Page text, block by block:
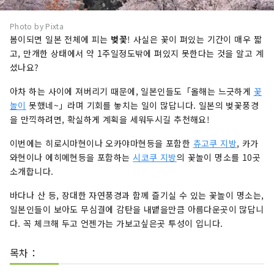
Photo by Pixta
봄이되면 일본 전체에 피는 벚꽃! 사실은 꽃이 펴있는 기간이 매우 짧
고, 만개한 상태에서 약 1주일정도밖에 펴있지 못한다는 것을 알고 계
셨나요?
아차 하는 사이에 져버리기 때문에, 일본인들도「올해는 느긋하게 꽃
놀이 못했네~」라며 기회를 놓치는 일이 많답니다. 일본의 벚꽃풍경
을 만끽하려면, 확실하게 계획을 세워두시길 추천해요!
이번에는 히로시마현이나 오카야마현등을 포함한 츄고쿠 지방, 카가
와현이나 에히메현등을 포함하는시코쿠 지방의 꽃놀이 명소를 10곳
소개합니다.
바다나 산 등, 장대한 자연풍경과 함께 즐기실 수 있는 꽃놀이 명소는,
일본인들이 보아도 무심결에 감탄을 내뱉을만큼 아름다운곳이 많답니
다. 꼭 체크해 두고 언젠가는 가보고싶은곳 투성이 입니다.
목차：